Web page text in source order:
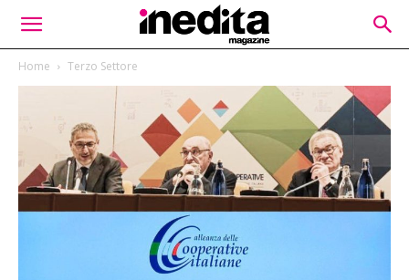
Home Terzo Settore